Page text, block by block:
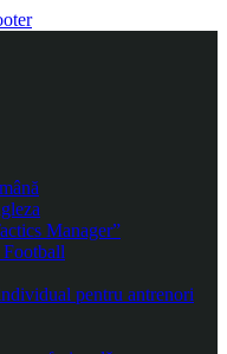
Manager”
pentru antrenori